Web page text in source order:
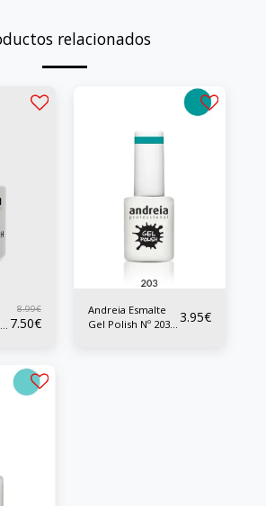
relacionados
8.99€
7.50€
Andreia Esmalte
Gel Polish Nº 203
3.95€